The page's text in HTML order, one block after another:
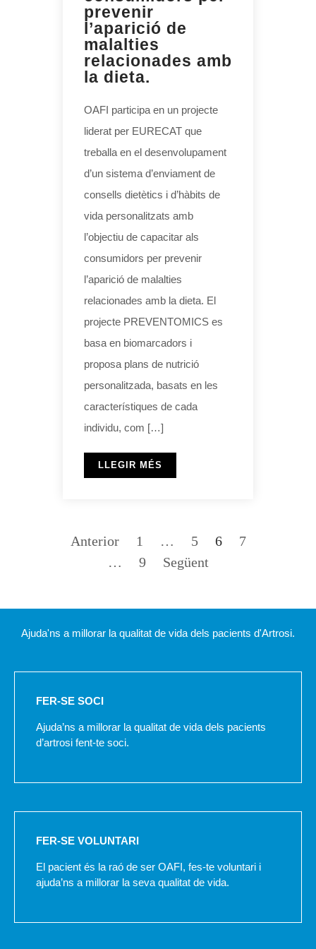
prevenir
l’aparició de
malalties
relacionades amb
la dieta.
OAFI participa en un projecte
liderat per EURECAT que
treballa en el desenvolupament
d’un sistema d’enviament de
consells dietètics i d’hàbits de
vida personalitzats amb
l’objectiu de capacitar als
consumidors per prevenir
l’aparició de malalties
relacionades amb la dieta. El
projecte PREVENTOMICS es
basa en biomarcadors i
proposa plans de nutrició
personalitzada, basats en les
característiques de cada
individu, com […]
LLEGIR MÉS
Anterior 1 … 5 6
7
…
9 Següent
Ajuda'ns a millorar la qualitat de vida dels pacients d'Artrosi.
FER-SE SOCI
Ajuda’ns a millorar la qualitat de vida dels pacients
d’artrosi fent-te soci.
FER-SE VOLUNTARI
El pacient és la raó de ser OAFI, fes-te voluntari i
ajuda’ns a millorar la seva qualitat de vida.